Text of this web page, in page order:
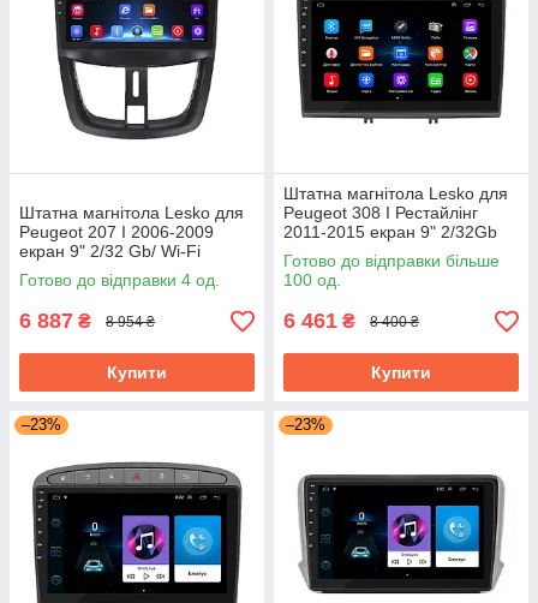
Штатна магнітола Lesko для
Peugeot 207 I 2006-2009
екран 9" 2/32 Gb/ Wi-Fi
Optima GPS Android Пожо
Готово до відправки 4 од.
6 887 ₴ 8 954 ₴
Купити
Штатна магнітола Lesko для
Peugeot 308 I Рестайлінг
2011-2015 екран 9" 2/32Gb
Grey/Wi-Fi Optima GPS
Android
Готово до відправки більше
100 од.
6 461 ₴ 8 400 ₴
Купити
–23% –23%